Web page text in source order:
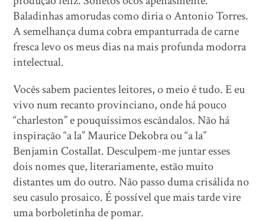
Baladinhas amorudas como diria o Antonio Torres.
A semelhança duma cobra empanturrada de carne
fresca levo os meus dias na mais profunda modorra
intelectual.
Vocês sabem pacientes leitores, o meio é tudo. E eu
vivo num recanto provinciano, onde há pouco
“charleston” e pouquíssimos escândalos. Não há
inspiração “a la” Maurice Dekobra ou “a la”
Benjamin Costallat. Desculpem-me juntar esses
dois nomes que, literariamente, estão muito
distantes um do outro. Não passo duma crisálida no
seu casulo prosaico. É possível que mais tarde vire
uma borboletinha de pomar.